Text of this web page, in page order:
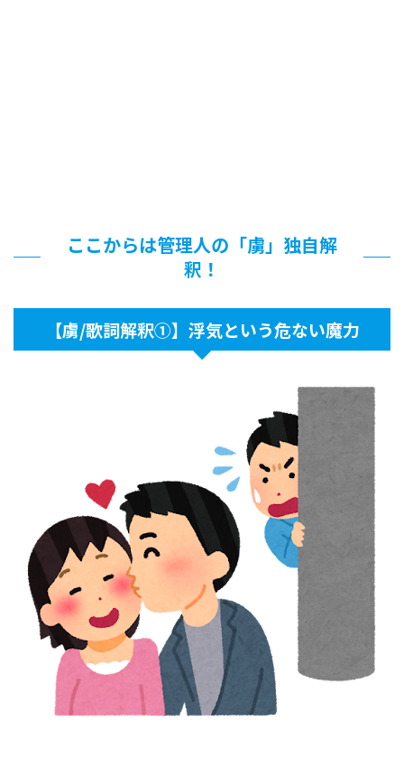
ここからは管理人の「虜」独自解
釈！
【虜/歌詞解釈①】浮気という危ない魔力